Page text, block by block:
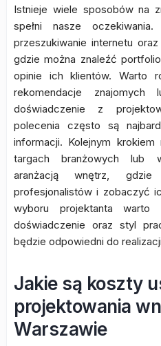
Istnieje wiele sposobów na
spełni nasze
przeszukiwanie internetu
gdzie można znaleźć
opinie ich klientów. Warto
rekomendacje
doświadczenie z
polecenia często są
informacji. Kolejnym
targach branżowych lub
aranżacją wnętrz,
profesjonalistów i zobaczyć
wyboru projektanta
doświadczenie oraz styl
będzie odpowiedni do
Jakie są koszty
projektowania
Warszawie